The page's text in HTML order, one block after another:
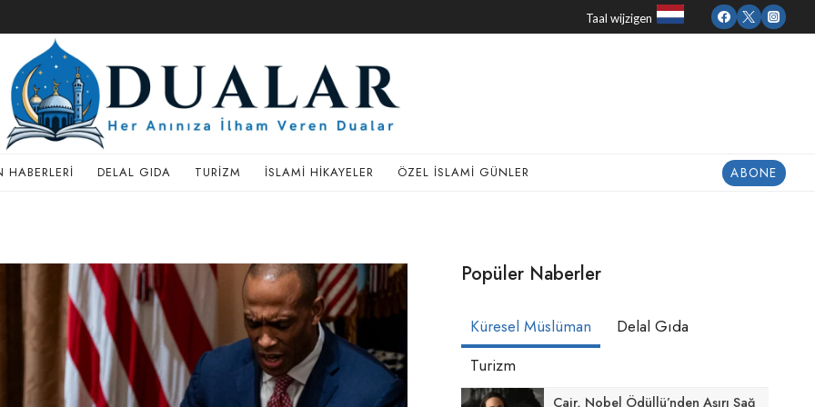
Taal wijzigen
HABERLERI DELAL GIDA TURIZM İSLAMI HIKAYELER ÖZEL İSLAMI GÜNLER ABONE
Popüler Naberler
Küresel Müslüman
Delal Gıda
Turizm
Cair, Nobel Ödüllü’nden Aşırı Sağ